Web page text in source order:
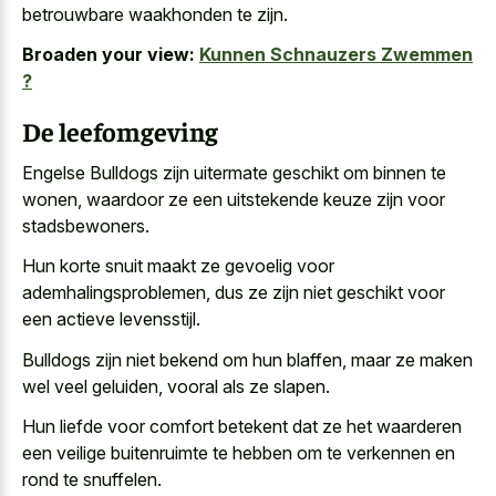
betrouwbare waakhonden te zijn.
Broaden your view: Kunnen Schnauzers Zwemmen
?
De leefomgeving
Engelse Bulldogs zijn uitermate geschikt om binnen te
wonen, waardoor ze een uitstekende keuze zijn voor
stadsbewoners.
Hun korte snuit maakt ze gevoelig voor
ademhalingsproblemen, dus ze zijn niet geschikt voor
een actieve levensstijl.
Bulldogs zijn niet bekend om hun blaffen, maar ze maken
wel veel geluiden, vooral als ze slapen.
Hun liefde voor comfort betekent dat ze het waarderen
een veilige buitenruimte te hebben om te verkennen en
rond te snuffelen.